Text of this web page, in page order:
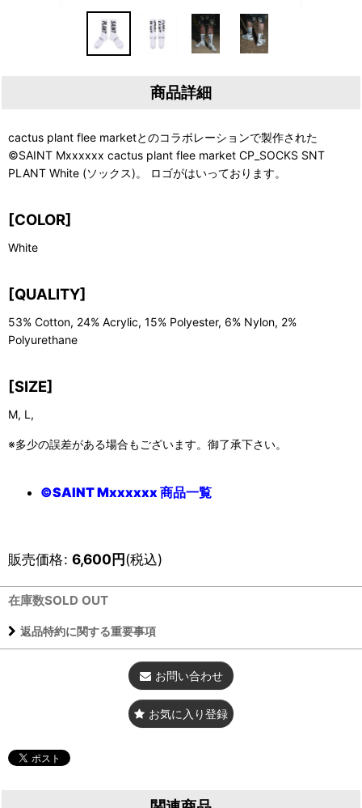
商品詳細
cactus plant flee marketとのコラボレーションで製作された
©SAINT Mxxxxxx cactus plant flee market CP_SOCKS SNT
PLANT White (ソックス)。 ロゴがはいっております。
[COLOR]
White
[QUALITY]
53% Cotton, 24% Acrylic, 15% Polyester, 6% Nylon, 2%
Polyurethane
[SIZE]
M, L,
※多少の誤差がある場合もございます。御了承下さい。
©SAINT Mxxxxxx 商品一覧
販売価格: 6,600円(税込)
在庫数SOLD OUT
返品特約に関する重要事項
お問い合わせ
お気に入り登録